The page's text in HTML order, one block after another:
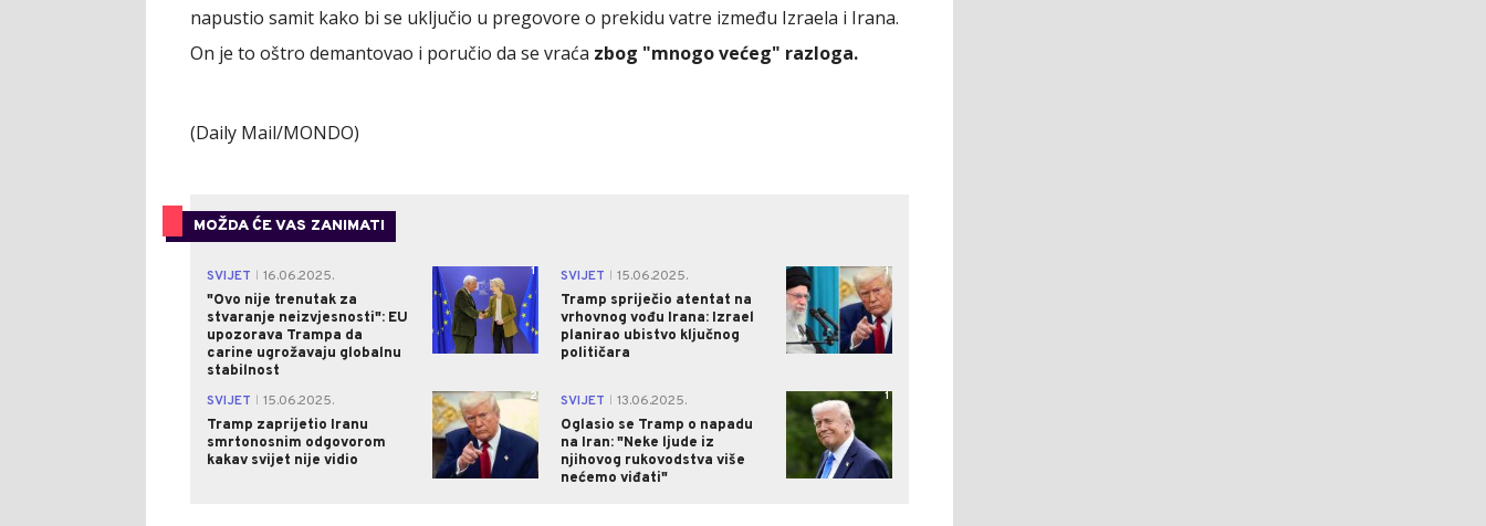
napustio samit kako bi se uključio u pregovore o prekidu vatre između Izraela i Irana.
On je to oštro demantovao i poručio da se vraća zbog "mnogo većeg" razloga.
(Daily Mail/MONDO)
MOŽDA ĆE VAS ZANIMATI
SVIJET
16.06.2025.
"Ovo nije trenutak za
stvaranje neizvjesnosti": EU
upozorava Trampa da
carine ugrožavaju globalnu
stabilnost
1 SVIJET
15.06.2025.
Tramp spriječio atentat na
vrhovnog vođu Irana: Izrael
planirao ubistvo ključnog
političara
1
SVIJET
15.06.2025.
Tramp zaprijetio Iranu
smrtonosnim odgovorom
kakav svijet nije vidio
2 SVIJET
13.06.2025.
Oglasio se Tramp o napadu
na Iran: "Neke ljude iz
njihovog rukovodstva više
nećemo viđati"
1